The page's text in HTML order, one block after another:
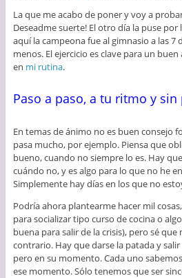
La que me acabo de poner y voy a
Deseadme suerte! El otro día la puse
aquí la campeona fue al gimnasio a las 7
menos. El ejercicio es clave para un
en mi rutina.
Paso a paso, a tu ritmo y sin
En temas de ánimo no es buen consejo
pasa mucho, por ejemplo. Piensa que
bueno, cuando no siempre lo es. Hay
cuándo no, y es algo para lo que no he
Simplemente hay días en los que no
Podría ahora plantearme hacer mil
para socializar tipo curso de cocina o
buena para salir de la crisis), pero sé
contrario. Hay que darse la patada y
pero en su momento. Cada uno
ese momento. Sólo tenemos que ser